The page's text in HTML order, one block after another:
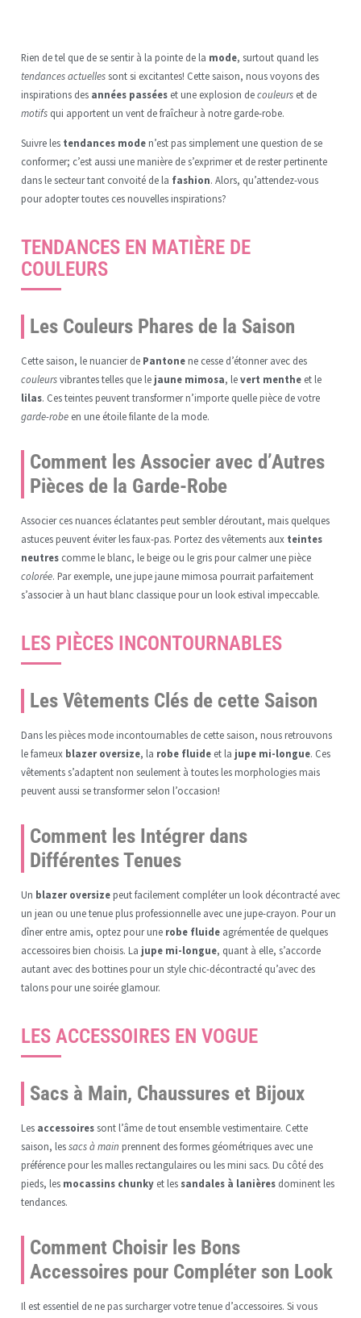
Rien de tel que de se sentir à la pointe de la mode, surtout quand les
tendances actuellessont si excitantes! Cette saison, nous voyons des
inspirations des années passéeset une explosion decouleurset de
motifsqui apportent un vent de fraîcheur à notre garde-robe.
Suivre les tendances moden’est pas simplement une question de se
conformer; c’est aussi une manière de s’exprimer et de rester pertinente
dans le secteur tant convoité de la fashion. Alors, qu’attendez-vous
pour adopter toutes ces nouvelles inspirations?
TENDANCES EN MATIÈRE DE
COULEURS
Les Couleurs Phares de la Saison
Cette saison, le nuancier de Pantonene cesse d’étonner avec des
couleursvibrantes telles que le jaune mimosa, levert mentheet le
lilas. Ces teintes peuvent transformer n’importe quelle pièce de votre
garde-robeen une étoile filante de la mode.
Comment les Associer avec d’Autres
Pièces de la Garde-Robe
Associer ces nuances éclatantes peut sembler déroutant, mais quelques
astuces peuvent éviter les faux-pas. Portez des vêtements aux teintes
neutrescomme le blanc, le beige ou le gris pour calmer une pièce
colorée. Par exemple, une jupe jaune mimosa pourrait parfaitement
s’associer à un haut blanc classique pour un look estival impeccable.
LES PIÈCES INCONTOURNABLES
Les Vêtements Clés de cette Saison
Dans les pièces mode incontournables de cette saison, nous retrouvons
le fameux blazer oversize, la robe fluideet la jupe mi-longue. Ces
vêtements s’adaptent non seulement à toutes les morphologies mais
peuvent aussi se transformer selon l’occasion!
Comment les Intégrer dans
Différentes Tenues
Un blazer oversizepeut facilement compléter un look décontracté avec
un jean ou une tenue plus professionnelle avec une jupe-crayon. Pour un
dîner entre amis, optez pour une robe fluideagrémentée de quelques
accessoires bien choisis. La jupe mi-longue, quant à elle, s’accorde
autant avec des bottines pour un style chic-décontracté qu’avec des
talons pour une soirée glamour.
LES ACCESSOIRES EN VOGUE
Sacs à Main, Chaussures et Bijoux
Les accessoiressont l’âme de tout ensemble vestimentaire. Cette
saison, lessacs à main prennent des formes géométriques avec une
préférence pour les malles rectangulaires ou les mini sacs. Du côté des
pieds, les mocassins chunkyet les sandales à lanièresdominent les
tendances.
Comment Choisir les Bons
Accessoires pour Compléter son Look
Il est essentiel de ne pas surcharger votre tenue d’accessoires. Si vous